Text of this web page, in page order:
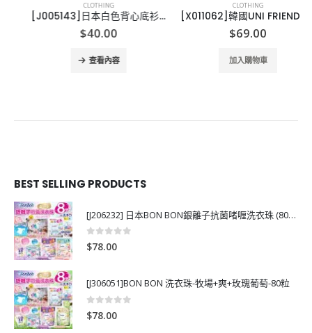
CLOTHING
[J005143]日本白色背心底衫120, 130, 140 150 160-2件
40.00
查看內容
CLOTHING
[X011062]韓國UNI FRIEND 兒童長袖睡衣-2020 120-160
69.00
加入購物車
BEST SELLING PRODUCTS
[J206232] 日本BON BON銀離子抗菌啫喱洗衣珠 (80粒)
0out of 5
$78.00
[J306051]BON BON 洗衣珠-牧場+爽+玫瑰葡萄-80粒
0out of 5
$78.00